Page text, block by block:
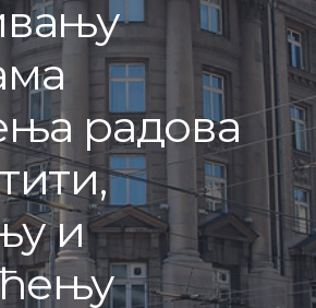
радова
и